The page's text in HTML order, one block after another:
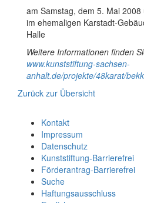
am Samstag, dem 5. Mai 2008
im ehemaligen Karstadt-
Halle
Weitere Informationen finden
www.kunststiftung-sachsen-
anhalt.de/projekte/48karat/
Zurück zur Übersicht
Kontakt
Impressum
Datenschutz
Kunststiftung-Barrierefrei
Förderantrag-Barrierefrei
Suche
Haftungsausschluss